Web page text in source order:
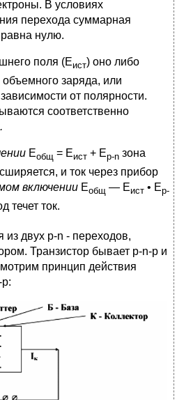
В условиях
перехода суммарная
нулю.
поля (Еист) оно либо
заряда, или
от полярности.
соответственно
Еобщ = Еист + Ер-n зона
и ток через прибор
включении Еобщ — Еист • Ер-
течет ток.
из двух р-n - переходов,
Транзистор бывает р-n-р и
принцип действия